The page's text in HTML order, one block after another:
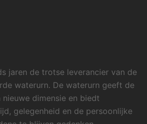
jaren de trotse leverancier van de
waterurn. De waterurn geeft de
nieuwe dimensie en biedt
gelegenheid en de persoonlijke